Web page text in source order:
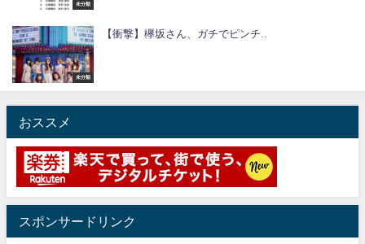
未分類
未分類
【衝撃】欅坂さん、ガチでピンチ..
おススメ
スポンサードリンク